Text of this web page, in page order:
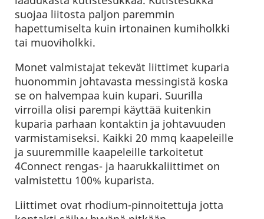
suojaa liitosta paljon paremmin
hapettumiselta kuin irtonainen kumiholkki
tai muoviholkki.
Monet valmistajat tekevät liittimet kuparia
huonommin johtavasta messingistä koska
se on halvempaa kuin kupari. Suurilla
virroilla olisi parempi käyttää kuitenkin
kuparia parhaan kontaktin ja johtavuuden
varmistamiseksi. Kaikki 20 mmq kaapeleille
ja suuremmille kaapeleille tarkoitetut
4Connect rengas- ja haarukkaliittimet on
valmistettu 100% kuparista.
Liittimet ovat rhodium-pinnoitettuja jotta